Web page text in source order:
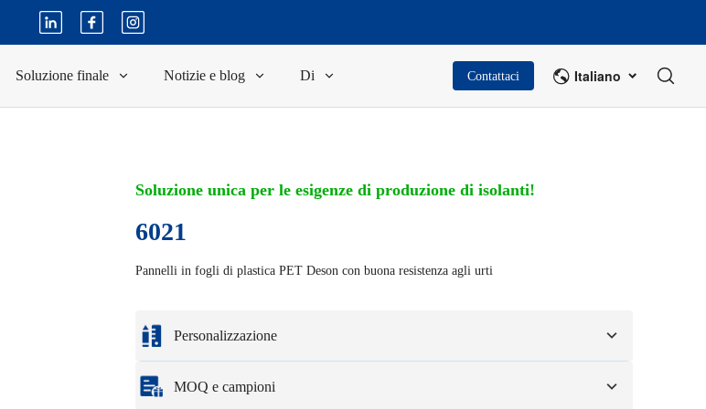
Soluzione finale Notizie e blog Di Contattaci Italiano
Soluzione unica per le esigenze di produzione di isolanti!
6021
Pannelli in fogli di plastica PET Deson con buona resistenza agli urti
Personalizzazione
Le opzioni di personalizzazione completa includono colori, dimensioni, forme, opzioni
MOQ e campioni